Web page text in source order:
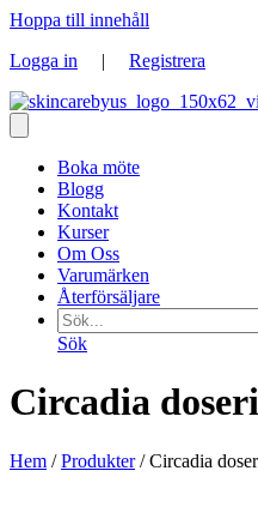
Hoppa till innehåll
Logga in | Registrera
Boka möte
Blogg
Kontakt
Kurser
Om Oss
Varumärken
Återförsäljare
Sök
Circadia
Hem /Produkter/ Circadia